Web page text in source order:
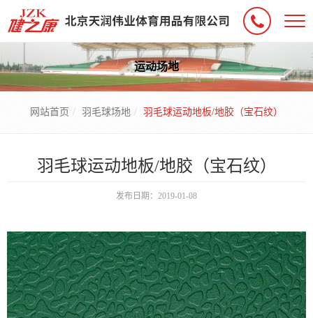
运动场地
网站首页 羽毛球场地 羽毛球运动地板/地胶（宝石纹）
羽毛球运动地板/地胶（宝石纹）
发布日期：2019-01-08